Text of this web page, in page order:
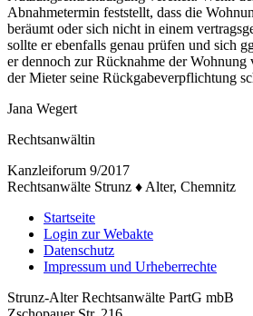
Abnahmetermin feststellt, dass die
beräumt oder sich nicht in einem
sollte er ebenfalls genau prüfen und sich
er dennoch zur Rücknahme der
der Mieter seine Rückgabeverpflichtung
Jana Wegert
Rechtsanwältin
Kanzleiforum 9/2017
Rechtsanwälte Strunz ♦ Alter, Chemnitz
Startseite
Login zur Webakte
Datenschutz
Impressum und Urheberrechte
Strunz-Alter Rechtsanwälte PartG mbB